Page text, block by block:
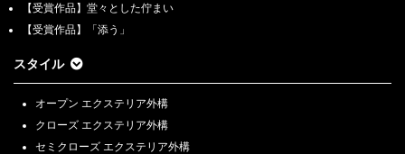
【受賞作品】堂々とした佇まい
【受賞作品】「添う」
スタイル
オープン エクステリア外構
クローズ エクステリア外構
セミクローズ エクステリア外構